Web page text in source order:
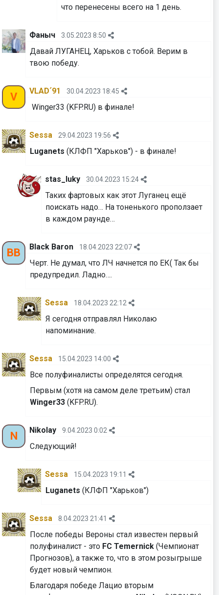
что перенесены всего на 1 день.
Фаныч 3.05.2023 8:50
Давай ЛУГАНЕЦ, Харьков с тобой. Верим в
твою победу.
V VLAD´91 30.04.2023 18:45
Winger33 (KFP.RU) в финале!
Sessa 29.04.2023 19:56
Luganets (КЛФП "Харьков") - в финале!
stas_luky 30.04.2023 15:24
Таких фартовых как этот Луганец ещё
поискать надо… На тоненького проползает
в каждом раунде…
BB Black Baron 18.04.2023 22:07
Черт. Не думал, что ЛЧ начнется по ЕК( Так бы
предупредил. Ладно….
Sessa 18.04.2023 22:12
Я сегодня отправлял Николаю
напоминание.
Sessa 15.04.2023 14:00
Все полуфиналисты определятся сегодня.
Первым (хотя на самом деле третьим) стал
Winger33 (KFP.RU).
N Nikolay 9.04.2023 0:02
Следующий!
Sessa 15.04.2023 19:11
Luganets (КЛФП "Харьков")
Sessa 8.04.2023 21:41
После победы Вероны стал известен первый
полуфиналист - это FC Temernick (Чемпионат
Прогнозов), а также то, что в этом розыгрыше
будет новый чемпион.
Благодаря победе Лацио вторым